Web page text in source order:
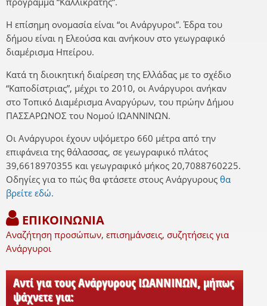
Η επίσημη ονομασία είναι “οι Ανάργυροι”. Έδρα του
δήμου είναι η Ελεούσα και ανήκουν στο γεωγραφικό
διαμέρισμα Ηπείρου.
Κατά τη διοικητική διαίρεση της Ελλάδας με το σχέδιο
“Καποδίστριας”, μέχρι το 2010, οι Ανάργυροι ανήκαν
στο Τοπικό Διαμέρισμα Αναργύρων, του πρώην Δήμου
ΠΑΣΣΑΡΩΝΟΣ του Νομού ΙΩΑΝΝΙΝΩΝ.
Οι Ανάργυροι έχουν υψόμετρο 660 μέτρα από την
επιφάνεια της θάλασσας, σε γεωγραφικό πλάτος
39,6618970355 και γεωγραφικό μήκος 20,7088760225.
Οδηγίες για το πώς θα φτάσετε στους Ανάργυρους θα
βρείτε εδώ.
ΕΠΙΚΟΙΝΩΝΙΑ
Αναζήτηση προσώπων, επισημάνσεις, συζητήσεις για
Ανάργυροι
Αντί για τους Ανάργυρους ΙΩΑΝΝΙΝΩΝ, μήπως
ψάχνετε για: